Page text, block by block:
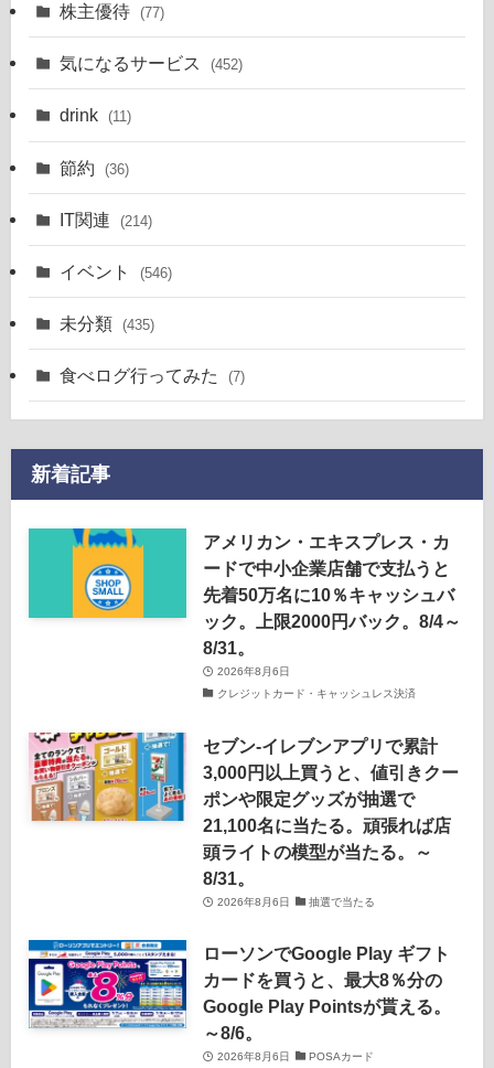
株主優待 (77)
気になるサービス (452)
drink (11)
節約 (36)
IT関連 (214)
イベント (546)
未分類 (435)
食べログ行ってみた (7)
新着記事
アメリカン・エキスプレス・カ
ードで中小企業店舗で支払うと
先着50万名に10％キャッシュバ
ック。上限2000円バック。8/4～
8/31。
2026年8月6日
クレジットカード・キャッシュレス決済
セブン‐イレブンアプリで累計
3,000円以上買うと、値引きクー
ポンや限定グッズが抽選で
21,100名に当たる。頑張れば店
頭ライトの模型が当たる。～
8/31。
2026年8月6日 抽選で当たる
ローソンでGoogle Play ギフト
カードを買うと、最大8％分の
Google Play Pointsが貰える。
～8/6。
2026年8月6日 POSAカード